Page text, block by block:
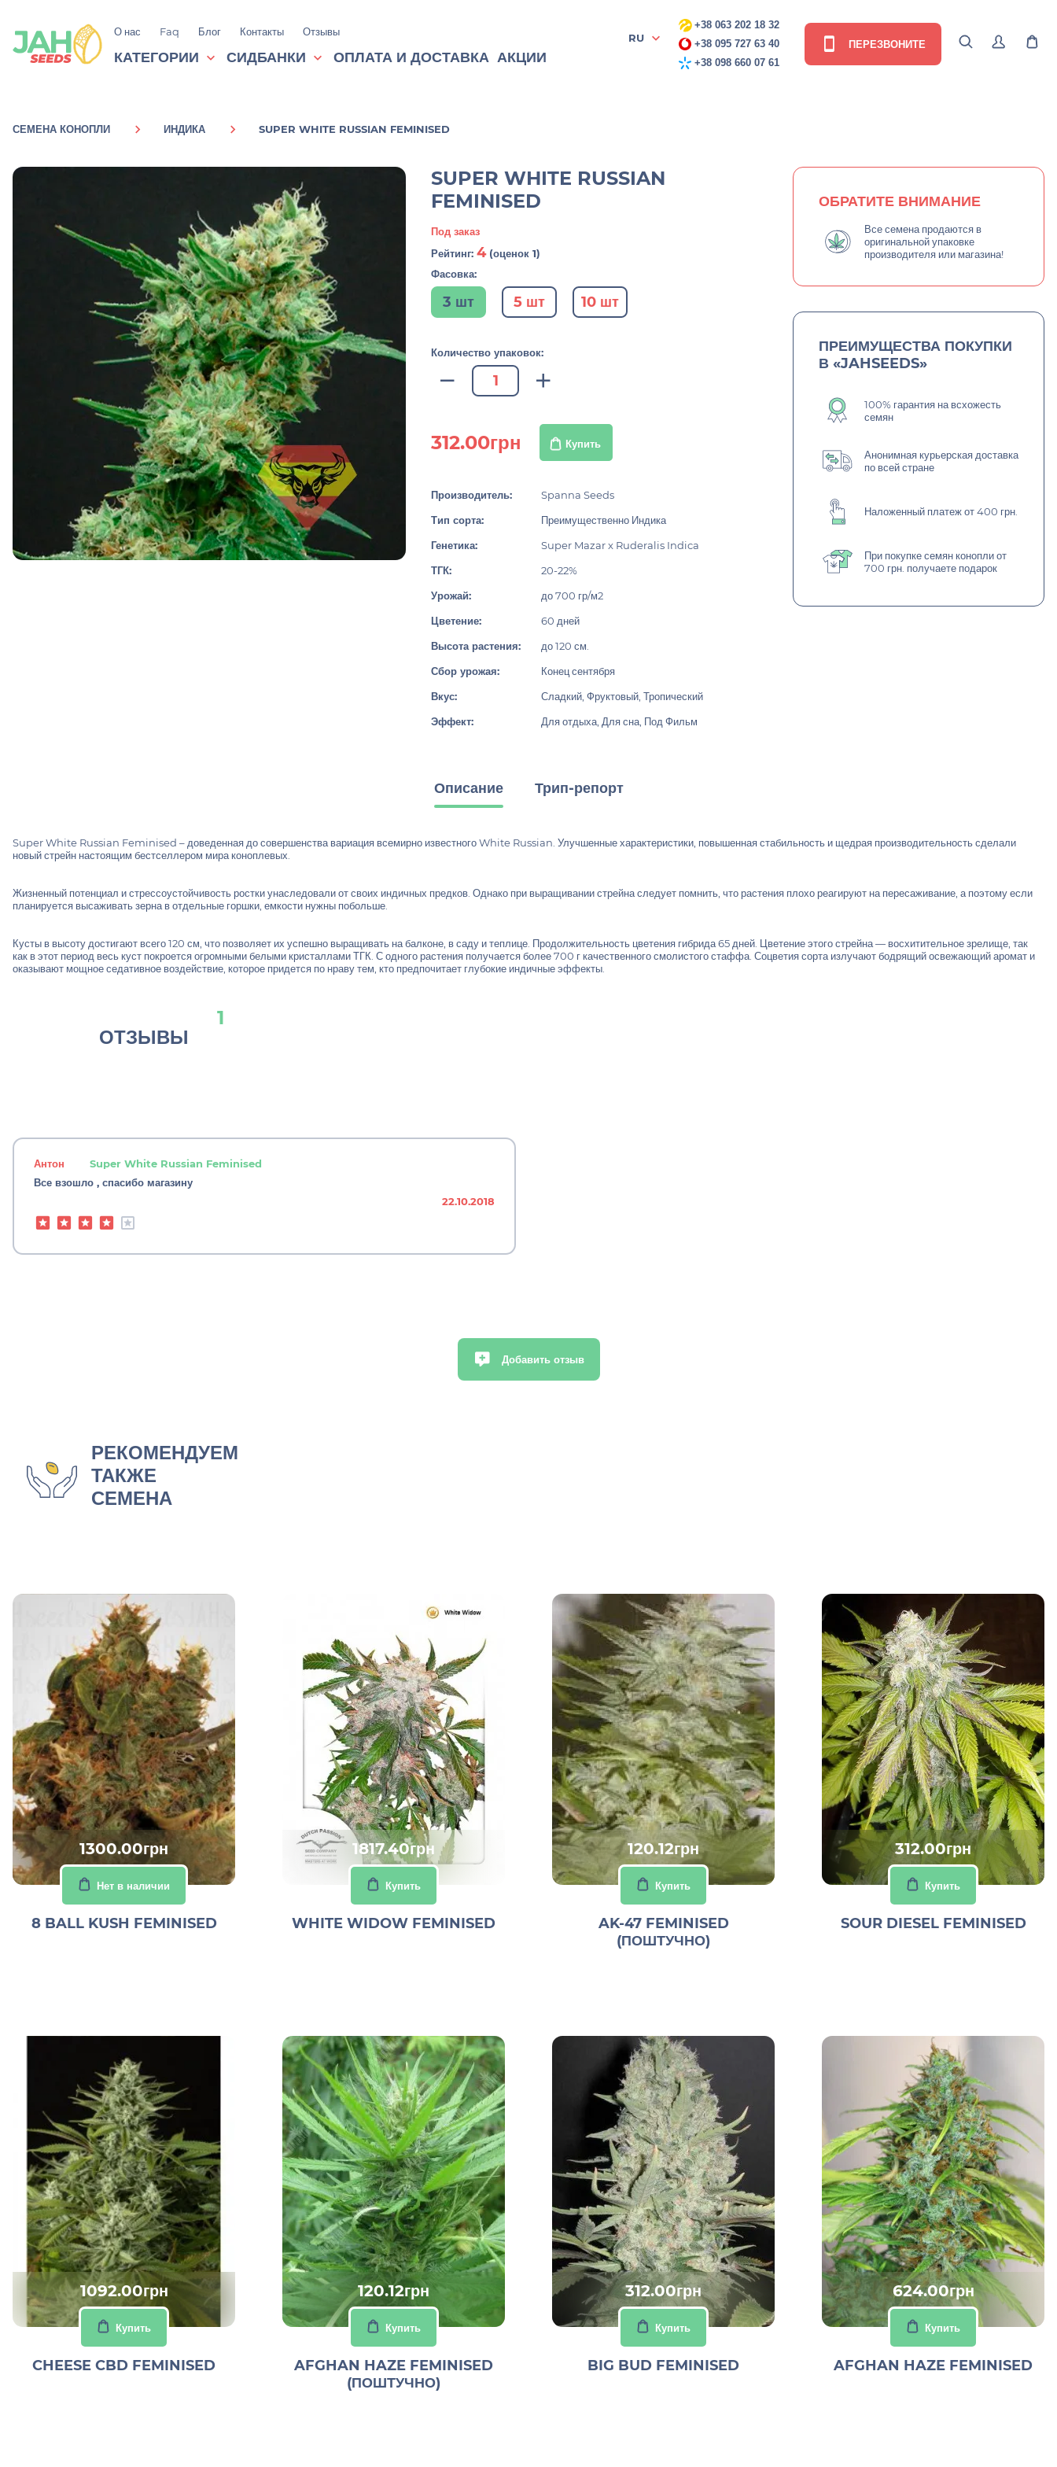
О нас Faq Блог Контакты Отзывы
КАТЕГОРИИ СИДБАНКИ ОПЛАТА И ДОСТАВКА АКЦИИ
RU
+38 063 202 18 32
+38 095 727 63 40
+38 098 660 07 61
ПЕРЕЗВОНИТЕ
СЕМЕНА КОНОПЛИ ИНДИКА SUPER WHITE RUSSIAN FEMINISED
SUPER WHITE RUSSIAN
FEMINISED
Под заказ
Рейтинг: 4(оценок 1)
Фасовка:
3 шт 5 шт 10 шт
Количество упаковок:
312.00грн Купить
Производитель:
Spanna Seeds
Тип сорта:
Преимущественно Индика
Генетика:
Super Mazar x Ruderalis Indica
ТГК:
20-22%
Урожай:
до 700 гр/м2
Цветение:
60 дней
Высота растения:
до 120 см.
Сбор урожая:
Конец сентября
Вкус:
Сладкий, Фруктовый, Тропический
Эффект:
Для отдыха, Для сна, Под Фильм
ОБРАТИТЕ ВНИМАНИЕ
Все семена продаются в
оригинальной упаковке
производителя или магазина!
ПРЕИМУЩЕСТВА ПОКУПКИ
В «JAHSEEDS»
100% гарантия на всхожесть
семян
Анонимная курьерская доставка
по всей стране
Наложенный платеж от 400 грн.
При покупке семян конопли от
700 грн. получаете подарок
Описание Трип-репорт
Super White Russian Feminised – доведенная до совершенства вариация всемирно известного White Russian. Улучшенные характеристики, повышенная стабильность и щедрая производительность сделали
новый стрейн настоящим бестселлером мира коноплевых.
Жизненный потенциал и стрессоустойчивость ростки унаследовали от своих индичных предков. Однако при выращивании стрейна следует помнить, что растения плохо реагируют на пересаживание, а поэтому если
планируется высаживать зерна в отдельные горшки, емкости нужны побольше.
Кусты в высоту достигают всего 120 см, что позволяет их успешно выращивать на балконе, в саду и теплице. Продолжительность цветения гибрида 65 дней. Цветение этого стрейна — восхитительное зрелище, так
как в этот период весь куст покроется огромными белыми кристаллами ТГК. С одного растения получается более 700 г качественного смолистого стаффа. Соцветия сорта излучают бодрящий освежающий аромат и
оказывают мощное седативное воздействие, которое придется по нраву тем, кто предпочитает глубокие индичные эффекты.
ОТЗЫВЫ
1
Антон
Super White Russian Feminised
Все взошло , спасибо магазину
22.10.2018
Добавить отзыв
РЕКОМЕНДУЕМ
ТАКЖЕ
СЕМЕНА
1300.00грн
Нет в наличии
8 BALL KUSH FEMINISED
1817.40грн
Купить
WHITE WIDOW FEMINISED
120.12грн
Купить
AK-47 FEMINISED
(ПОШТУЧНО)
312.00грн
Купить
SOUR DIESEL FEMINISED
1092.00грн
Купить
CHEESE CBD FEMINISED
120.12грн
Купить
AFGHAN HAZE FEMINISED
(ПОШТУЧНО)
312.00грн
Купить
BIG BUD FEMINISED
624.00грн
Купить
AFGHAN HAZE FEMINISED